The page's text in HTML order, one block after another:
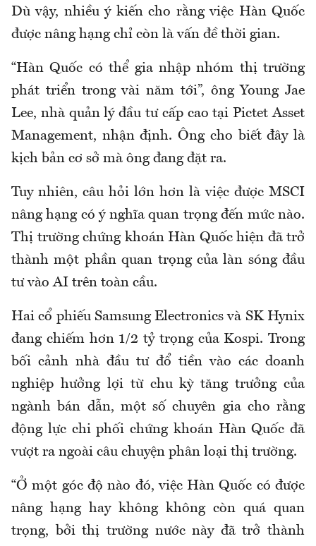
Dù vậy, nhiều ý kiến cho rằng việc Hàn Quốc
được nâng hạng chỉ còn là vấn đề thời gian.
“Hàn Quốc có thể gia nhập nhóm thị trường
phát triển trong vài năm tới”, ông Young Jae
Lee, nhà quản lý đầu tư cấp cao tại Pictet Asset
Management, nhận định. Ông cho biết đây là
kịch bản cơ sở mà ông đang đặt ra.
Tuy nhiên, câu hỏi lớn hơn là việc được MSCI
nâng hạng có ý nghĩa quan trọng đến mức nào.
Thị trường chứng khoán Hàn Quốc hiện đã trở
thành một phần quan trọng của làn sóng đầu
tư vào AI trên toàn cầu.
Hai cổ phiếu Samsung Electronics và SK Hynix
đang chiếm hơn 1/2 tỷ trọng của Kospi. Trong
bối cảnh nhà đầu tư đổ tiền vào các doanh
nghiệp hưởng lợi từ chu kỳ tăng trưởng của
ngành bán dẫn, một số chuyên gia cho rằng
động lực chi phối chứng khoán Hàn Quốc đã
vượt ra ngoài câu chuyện phân loại thị trường.
“Ở một góc độ nào đó, việc Hàn Quốc có được
nâng hạng hay không không còn quá quan
trọng, bởi thị trường nước này đã trở thành